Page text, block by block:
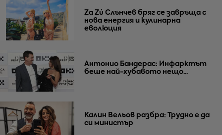
Za Zú Слънчев бряг се завръща с
нова енергия и кулинарна
еволюция
Антонио Бандерас: Инфарктът
беше най-хубавото нещо...
Калин Вельов разбра: Трудно е да
си министър